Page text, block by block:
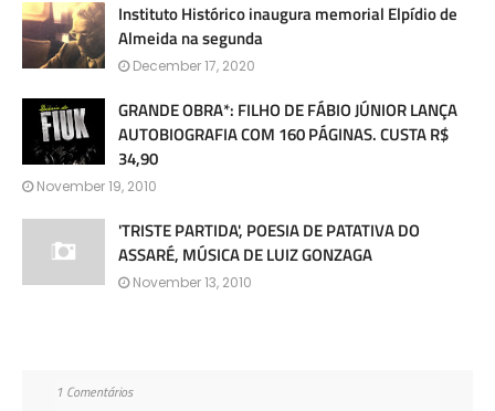
Instituto Histórico inaugura memorial Elpídio de
Almeida na segunda
December 17, 2020
GRANDE OBRA*: FILHO DE FÁBIO JÚNIOR LANÇA
AUTOBIOGRAFIA COM 160 PÁGINAS. CUSTA R$
34,90
November 19, 2010
'TRISTE PARTIDA', POESIA DE PATATIVA DO
ASSARÉ, MÚSICA DE LUIZ GONZAGA
November 13, 2010
1 Comentários